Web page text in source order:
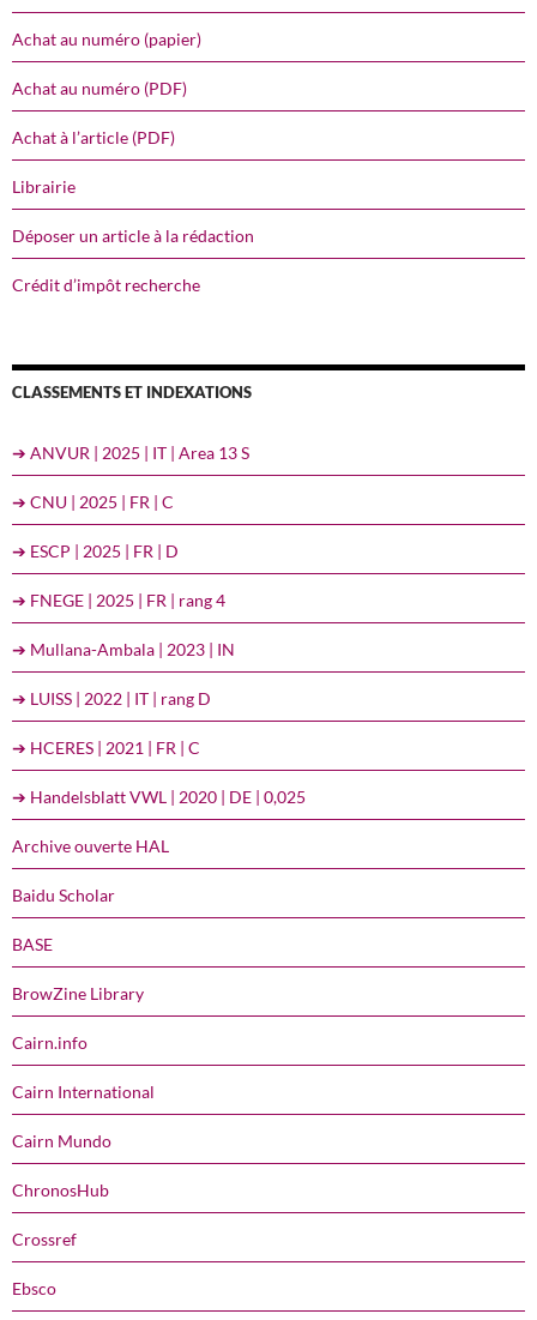
Achat au numéro (papier)
Achat au numéro (PDF)
Achat à l’article (PDF)
Librairie
Déposer un article à la rédaction
Crédit d’impôt recherche
CLASSEMENTS ET INDEXATIONS
➔ ANVUR | 2025 | IT | Area 13 S
➔ CNU | 2025 | FR | C
➔ ESCP | 2025 | FR | D
➔ FNEGE | 2025 | FR | rang 4
➔ Mullana-Ambala | 2023 | IN
➔ LUISS | 2022 | IT | rang D
➔ HCERES | 2021 | FR | C
➔ Handelsblatt VWL | 2020 | DE | 0,025
Archive ouverte HAL
Baidu Scholar
BASE
BrowZine Library
Cairn.info
Cairn International
Cairn Mundo
ChronosHub
Crossref
Ebsco